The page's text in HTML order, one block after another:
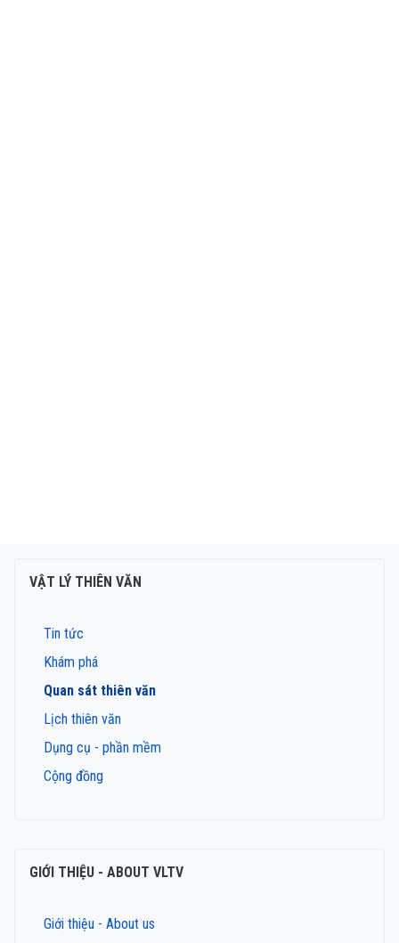
VẬT LÝ THIÊN VĂN
Tin tức
Khám phá
Quan sát thiên văn
Lịch thiên văn
Dụng cụ - phần mềm
Cộng đồng
GIỚI THIỆU - ABOUT VLTV
Giới thiệu - About us